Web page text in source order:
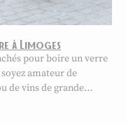
à Limoges
pour boire un verre
amateur de
de vins de grande
au cadre unique, à...